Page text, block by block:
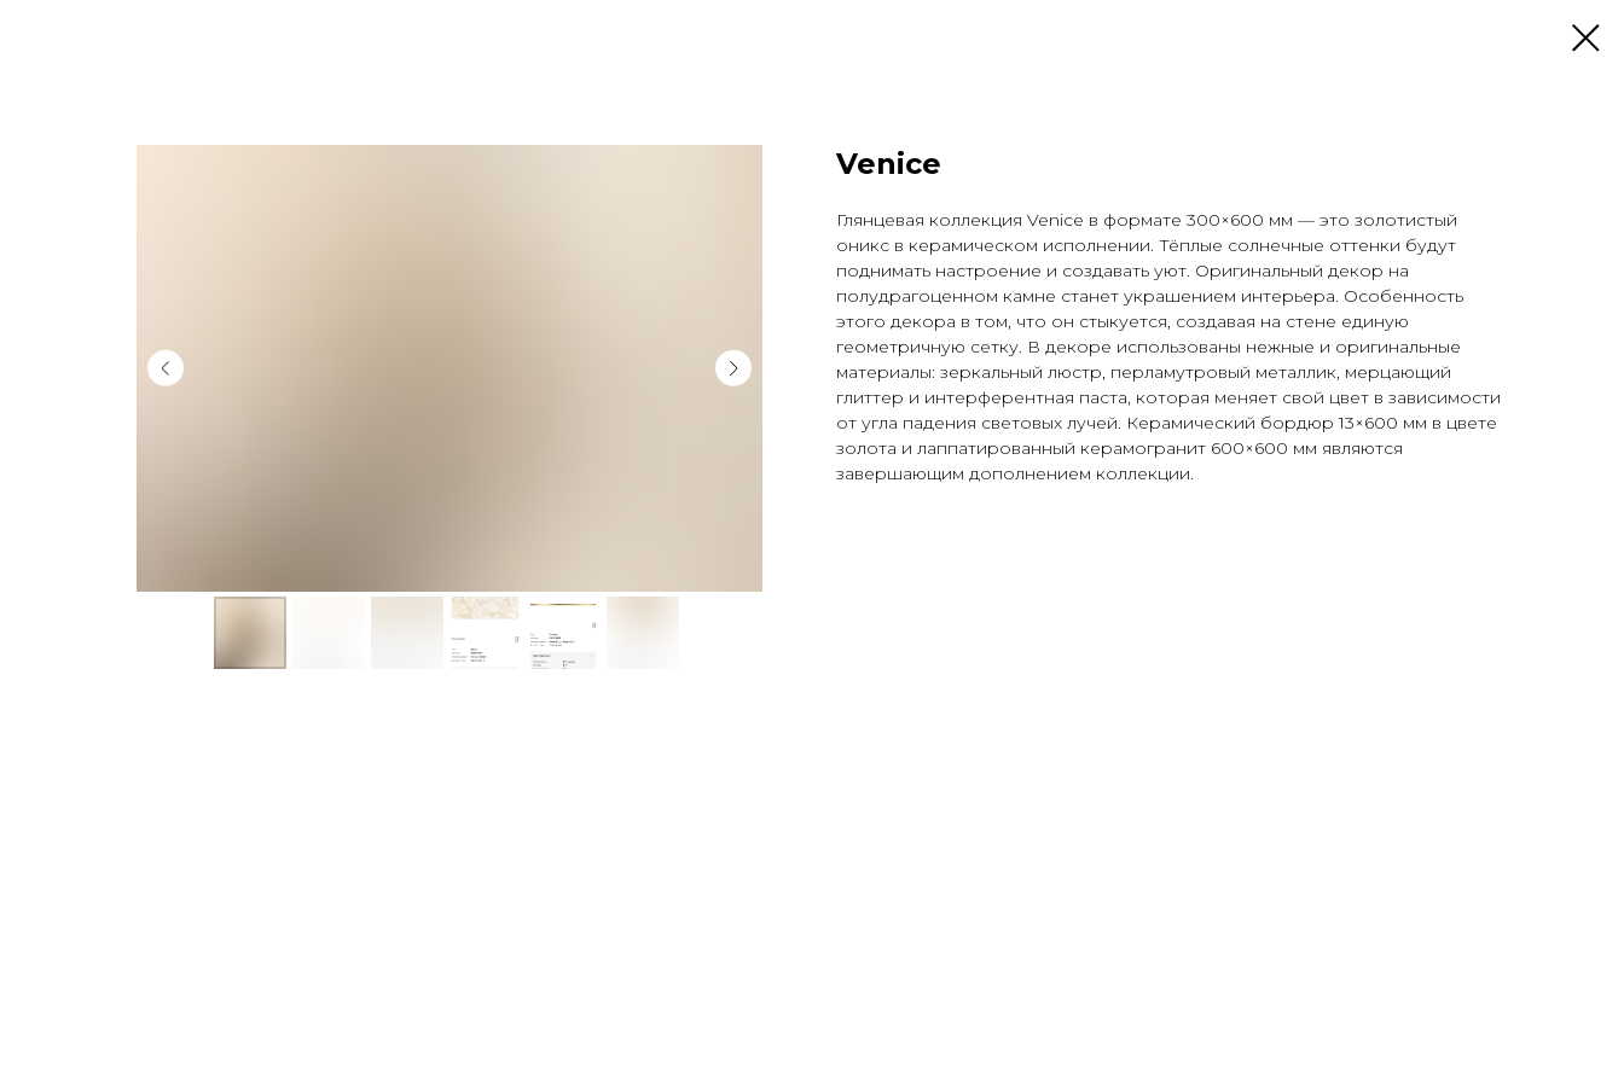
Venice
Глянцевая коллекция Venice в формате 300×600 мм — это золотистый
оникс в керамическом исполнении. Тёплые солнечные оттенки будут
поднимать настроение и создавать уют. Оригинальный декор на
полудрагоценном камне станет украшением интерьера. Особенность
этого декора в том, что он стыкуется, создавая на стене единую
геометричную сетку. В декоре использованы нежные и оригинальные
материалы: зеркальный люстр, перламутровый металлик, мерцающий
глиттер и интерферентная паста, которая меняет свой цвет в зависимости
от угла падения световых лучей. Керамический бордюр 13×600 мм в цвете
золота и лаппатированный керамогранит 600×600 мм являются
завершающим дополнением коллекции.